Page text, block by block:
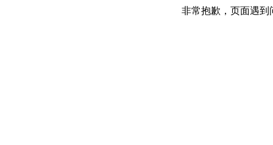
非常抱歉，页面遇到